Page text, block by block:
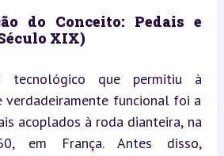
do Conceito: Pedais e
XIX)
tecnológico que permitiu à
verdadeiramente funcional foi a
acoplados à roda dianteira, na
em França. Antes disso,